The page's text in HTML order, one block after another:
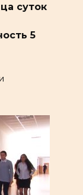
суток
5